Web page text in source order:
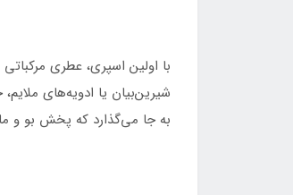
با اولین اسپری، عطری
شیرین‌بیان یا ادویه‌های
به جا می‌گذارد که پخش بو و